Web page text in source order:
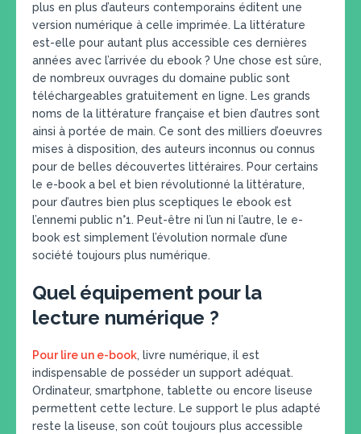
plus en plus d’auteurs contemporains éditent une
version numérique à celle imprimée. La littérature
est-elle pour autant plus accessible ces dernières
années avec l’arrivée du ebook ? Une chose est sûre,
de nombreux ouvrages du domaine public sont
téléchargeables gratuitement en ligne. Les grands
noms de la littérature française et bien d’autres sont
ainsi à portée de main. Ce sont des milliers d’oeuvres
mises à disposition, des auteurs inconnus ou connus
pour de belles découvertes littéraires. Pour certains
le e-book a bel et bien révolutionné la littérature,
pour d’autres bien plus sceptiques le ebook est
l’ennemi public n°1. Peut-être ni l’un ni l’autre, le e-
book est simplement l’évolution normale d’une
société toujours plus numérique.
Quel équipement pour la
lecture numérique ?
Pour lire un e-book, livre numérique, il est
indispensable de posséder un support adéquat.
Ordinateur, smartphone, tablette ou encore liseuse
permettent cette lecture. Le support le plus adapté
reste la liseuse, son coût toujours plus accessible